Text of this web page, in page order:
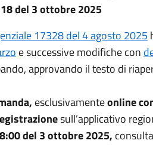
del 3 ottobre 2025
17328 del 4 agosto 2025
e successive modifiche con
approvando il testo di
esclusivamenteonline
sull’applicativo
del 3 ottobre 2025,